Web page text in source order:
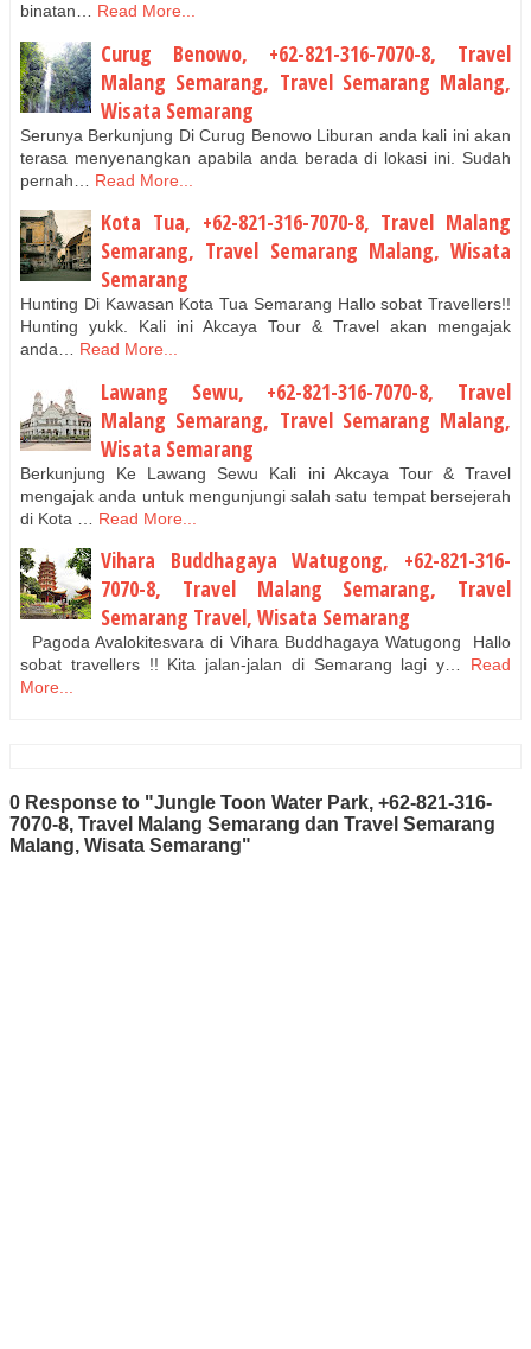
binatan… Read More...
Curug Benowo, +62-821-316-7070-8, Travel
Malang Semarang, Travel Semarang Malang,
Wisata Semarang
Serunya Berkunjung Di Curug Benowo Liburan anda kali ini akan
terasa menyenangkan apabila anda berada di lokasi ini. Sudah
pernah…
Read More...
Kota Tua, +62-821-316-7070-8, Travel Malang
Semarang, Travel Semarang Malang, Wisata
Semarang
Hunting Di Kawasan Kota Tua Semarang Hallo sobat Travellers!!
Hunting yukk. Kali ini Akcaya Tour & Travel akan mengajak
anda… Read More...
Lawang Sewu, +62-821-316-7070-8, Travel
Malang Semarang, Travel Semarang Malang,
Wisata Semarang
Berkunjung Ke Lawang Sewu Kali ini Akcaya Tour & Travel
mengajak anda untuk mengunjungi salah satu tempat bersejerah
di Kota …
Read More...
Vihara Buddhagaya Watugong, +62-821-316-
7070-8, Travel Malang Semarang, Travel
Semarang Travel, Wisata Semarang
Pagoda Avalokitesvara di Vihara Buddhagaya Watugong Hallo
sobat travellers !! Kita jalan-jalan di Semarang lagi y…
Read
More...
0 Response to "Jungle Toon Water Park, +62-821-316-
7070-8, Travel Malang Semarang dan Travel Semarang
Malang, Wisata Semarang"